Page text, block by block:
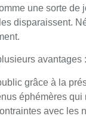
une sorte
disparaissent.
avantages :
grâce à la
éphémères
avec les